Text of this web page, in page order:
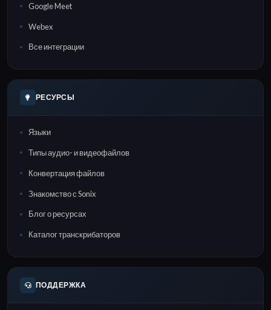
Google Meet
Webex
Все интеграции
РЕСУРСЫ
Языки
Типы аудио- и видеофайлов
Конвертация файлов
Знакомство с Sonix
Блог о ресурсах
Каталог транскрибаторов
ПОДДЕРЖКА